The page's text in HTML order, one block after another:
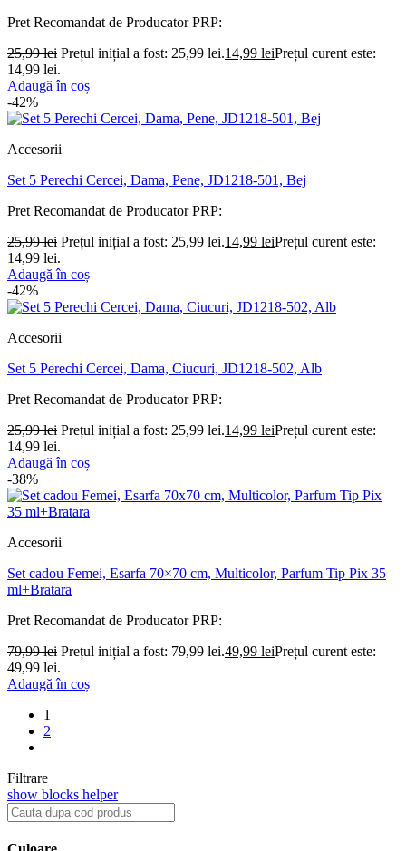
Pret Recomandat de ProducatorPRP:
25,99lei Prețul inițial a fost: 25,99 lei.14,99 leiPrețul curent este:
14,99 lei.
Adaugă în coș
-42%
Accesorii
Set 5 Perechi Cercei, Dama, Pene, JD1218-501, Bej
Pret Recomandat de ProducatorPRP:
25,99lei Prețul inițial a fost: 25,99 lei.14,99 leiPrețul curent este:
14,99 lei.
Adaugă în coș
-42%
Accesorii
Set 5 Perechi Cercei, Dama, Ciucuri, JD1218-502, Alb
Pret Recomandat de ProducatorPRP:
25,99lei Prețul inițial a fost: 25,99 lei.14,99 leiPrețul curent este:
14,99 lei.
Adaugă în coș
-38%
Accesorii
Set cadou Femei, Esarfa 70×70 cm, Multicolor, Parfum Tip Pix 35
ml+Bratara
Pret Recomandat de ProducatorPRP:
79,99lei Prețul inițial a fost: 79,99 lei.49,99 leiPrețul curent este:
49,99 lei.
Adaugă în coș
1
2
Filtrare
show blocks helper